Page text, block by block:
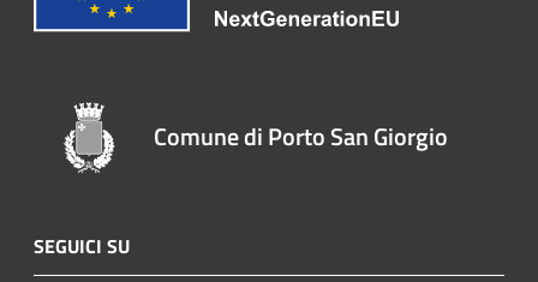
Comune di Porto San Giorgio
SEGUICI SU